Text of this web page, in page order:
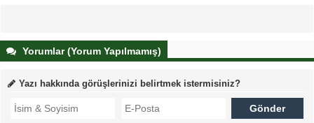
Yorumlar (Yorum Yapılmamış)
Yazı hakkında görüşlerinizi belirtmek istermisiniz?